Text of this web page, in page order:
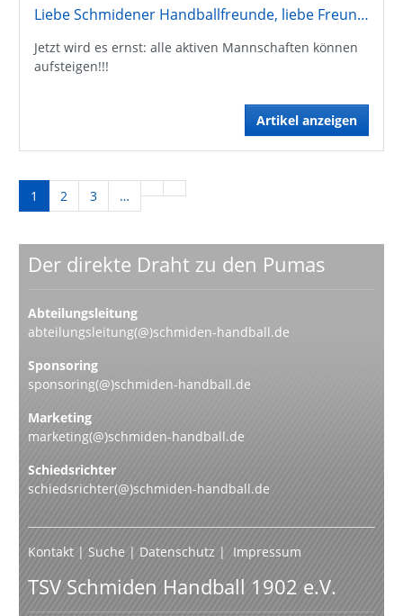
Liebe Schmidener Handballfreunde, liebe Freundeskreismitglieder !
Jetzt wird es ernst: alle aktiven Mannschaften können
aufsteigen!!!
Artikel anzeigen
1 2 3 …
Der direkte Draht zu den Pumas
Abteilungsleitung
abteilungsleitung(@)schmiden-handball.de
Sponsoring
sponsoring(@)schmiden-handball.de
Marketing
marketing(@)schmiden-handball.de
Schiedsrichter
schiedsrichter(@)schmiden-handball.de
Kontakt | Suche | Datenschutz | Impressum
TSV Schmiden Handball 1902 e.V.